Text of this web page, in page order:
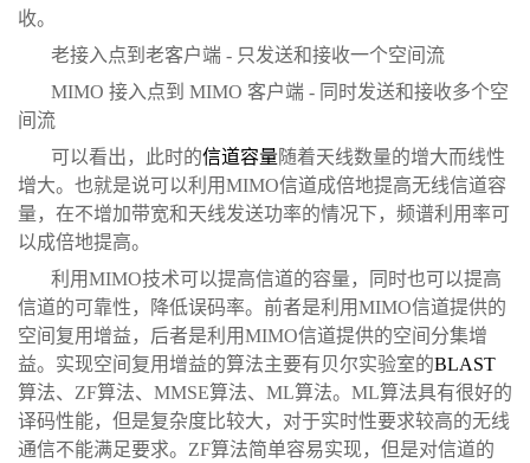
收。
老接入点到老客户端 - 只发送和接收一个空间流
MIMO 接入点到 MIMO 客户端 - 同时发送和接收多个空
间流
可以看出，此时的信道容量随着天线数量的增大而线性
增大。也就是说可以利用MIMO信道成倍地提高无线信道容
量，在不增加带宽和天线发送功率的情况下，频谱利用率可
以成倍地提高。
利用MIMO技术可以提高信道的容量，同时也可以提高
信道的可靠性，降低误码率。前者是利用MIMO信道提供的
空间复用增益，后者是利用MIMO信道提供的空间分集增
益。实现空间复用增益的算法主要有贝尔实验室的BLAST
算法、ZF算法、MMSE算法、ML算法。ML算法具有很好的
译码性能，但是复杂度比较大，对于实时性要求较高的无线
通信不能满足要求。ZF算法简单容易实现，但是对信道的